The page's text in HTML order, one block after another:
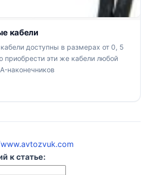
кабели
доступны в размерах от 0, 5
эти же кабели любой
наконечников
к статье: